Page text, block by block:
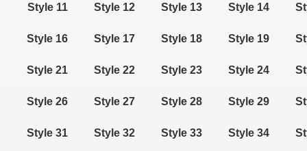
Style 11 Style 12 Style 13 Style 14
Style 16 Style 17 Style 18 Style 19
Style 21 Style 22 Style 23 Style 24
Style 26 Style 27 Style 28 Style 29
Style 31 Style 32 Style 33 Style 34